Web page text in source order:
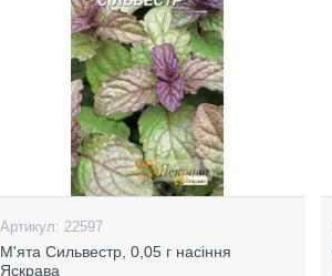
22597
М'ята Сильвестр, 0,05 г насіння
Яскрава